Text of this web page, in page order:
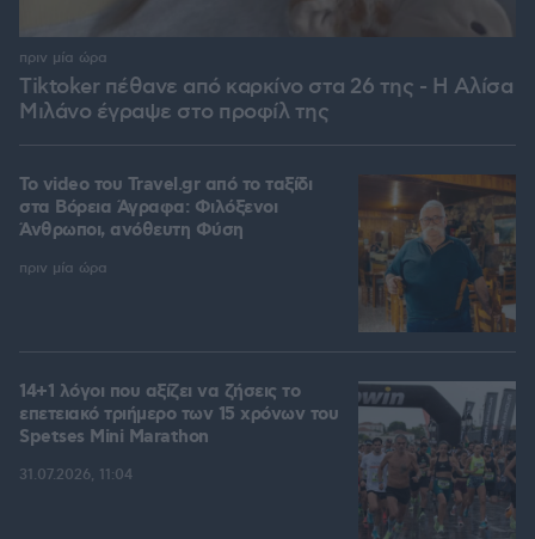
Tiktoker πέθανε από καρκίνο στα 26 της - Η Αλίσα
Μιλάνο έγραψε στο προφίλ της
πριν μία ώρα
To video του Travel.gr από το ταξίδι
στα Βόρεια Άγραφα: Φιλόξενοι
Άνθρωποι, ανόθευτη Φύση
πριν μία ώρα
14+1 λόγοι που αξίζει να ζήσεις το
επετειακό τριήμερο των 15 χρόνων του
Spetses Mini Marathon
31.07.2026, 11:04